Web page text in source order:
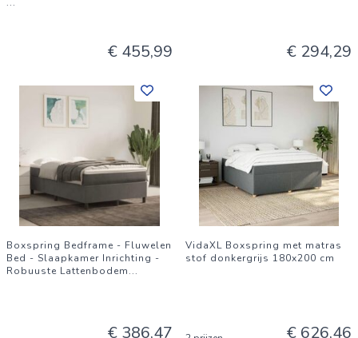
€ 455,99 € 294,29
Boxspring Bedframe - Fluwelen
Bed - Slaapkamer Inrichting -
Robuuste Lattenbodem...
€ 386,47
VidaXL Boxspring met matras
stof donkergrijs 180x200 cm
€ 626,46